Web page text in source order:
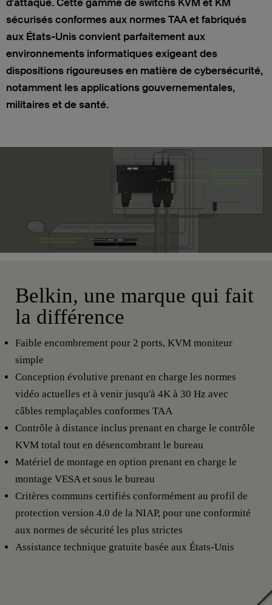
sécurisés conformes aux normes TAA et fabriqués
aux États-Unis convient parfaitement aux
environnements informatiques exigeant des
dispositions rigoureuses en matière de cybersécurité,
notamment les applications gouvernementales,
militaires et de santé.
Belkin, une marque qui fait
la différence
Faible encombrement pour 2 ports, KVM moniteur
simple
Conception évolutive prenant en charge les normes
vidéo actuelles et à venir jusqu'à 4K à 30 Hz avec
câbles remplaçables conformes TAA
Contrôle à distance inclus prenant en charge le contrôle
KVM total tout en désencombrant le bureau
Matériel de montage en option prenant en charge le
montage VESA et sous le bureau
Critères communs certifiés conformément au profil de
protection version 4.0 de la NIAP, pour une conformité
aux normes de sécurité les plus strictes
Assistance technique gratuite basée aux États-Unis